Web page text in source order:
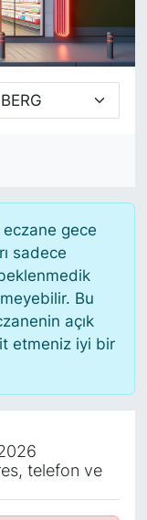
eczane gece
sadece
Bu
açık
etmeniz iyi bir
telefon ve